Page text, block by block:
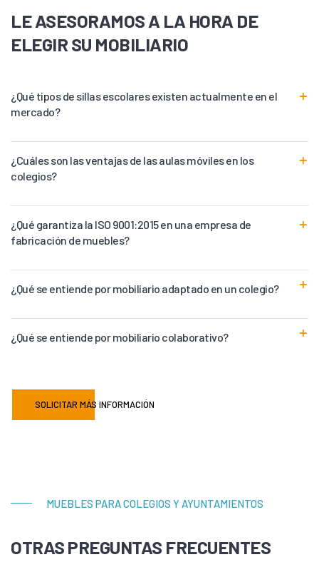
LE ASESORAMOS A LA HORA DE
ELEGIR SU MOBILIARIO
¿Qué tipos de sillas escolares existen actualmente en el
mercado?
¿Cuáles son las ventajas de las aulas móviles en los
colegios?
¿Qué garantiza la ISO 9001:2015 en una empresa de
fabricación de muebles?
¿Qué se entiende por mobiliario adaptado en un colegio?
¿Qué se entiende por mobiliario colaborativo?
SOLICITAR MÁS INFORMACIÓN
MUEBLES PARA COLEGIOS Y AYUNTAMIENTOS
OTRAS PREGUNTAS FRECUENTES